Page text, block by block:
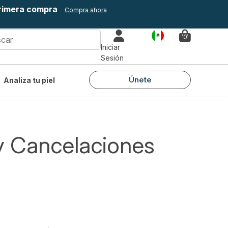
compra Compra ahora
Iniciar
Sesión
País 0
Analiza tu piel Únete
Cancelaciones